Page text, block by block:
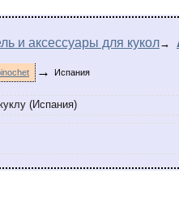
и аксессуары для кукол→
→ Испания
(Испания)